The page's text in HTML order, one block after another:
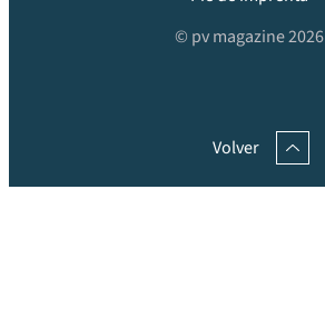
© pv magazine 2026
Volver